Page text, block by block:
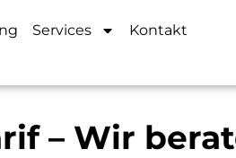
Services
Kontakt
– Wir